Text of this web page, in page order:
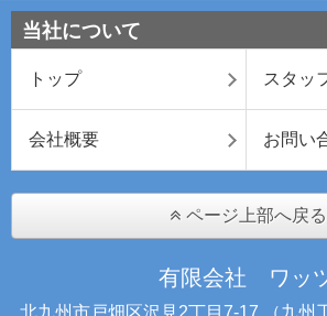
当社について
トップ スタッ
会社概要 お問い
ページ上部へ戻る
有限会社 ワッ
北九州市戸畑区沢見2丁目7-17 （九州